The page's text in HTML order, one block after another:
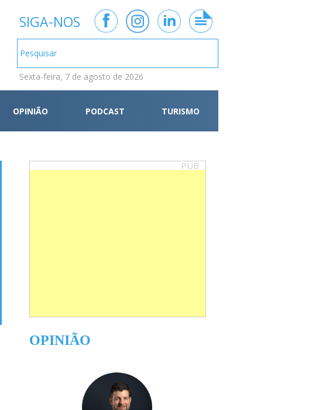
SIGA-NOS
Sexta-feira, 7 de agosto de 2026
OPINIÃO PODCAST TURISMO
PUB
OPINIÃO